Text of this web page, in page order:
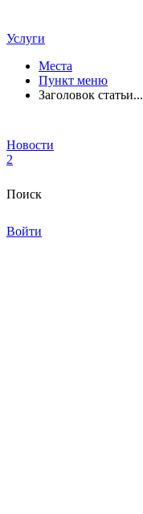
Услуги
Места
Пункт меню
Заголовок статьи...
Новости
2
Поиск
Войти